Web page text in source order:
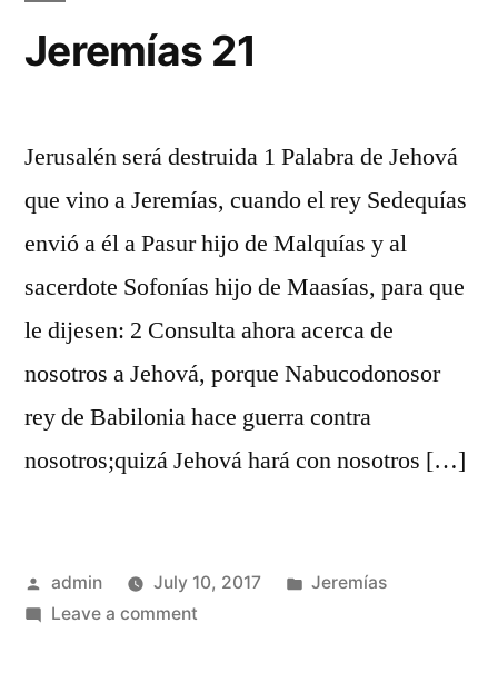
Jeremías 21
Jerusalén será destruida 1 Palabra de Jehová
que vino a Jeremías, cuando el rey Sedequías
envió a él a Pasur hijo de Malquías y al
sacerdote Sofonías hijo de Maasías, para que
le dijesen: 2 Consulta ahora acerca de
nosotros a Jehová, porque Nabucodonosor
rey de Babilonia hace guerra contra
nosotros;quizá Jehová hará con nosotros […]
Posted
by
admin July 10, 2017
Posted
Jeremías
Leave a commenton